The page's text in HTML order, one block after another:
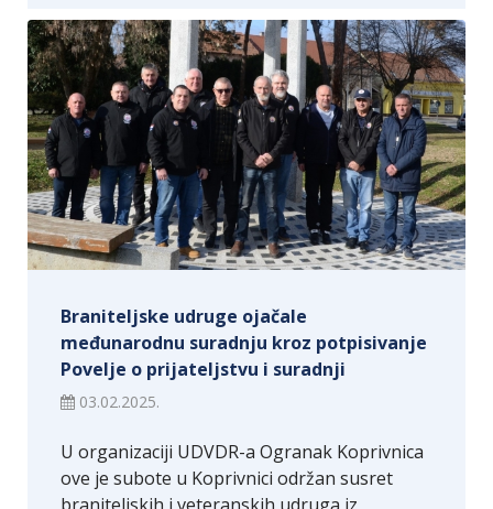
Braniteljske udruge ojačale
međunarodnu suradnju kroz potpisivanje
Povelje o prijateljstvu i suradnji
03.02.2025.
U organizaciji UDVDR-a Ogranak Koprivnica
ove je subote u Koprivnici održan susret
braniteljskih i veteranskih udruga iz